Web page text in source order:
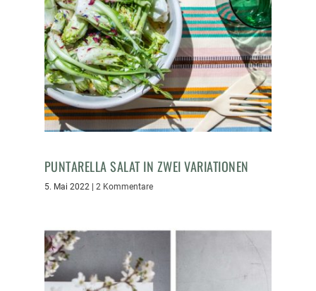
PUNTARELLA SALAT IN ZWEI VARIATIONEN
5. Mai 2022 | 2 Kommentare